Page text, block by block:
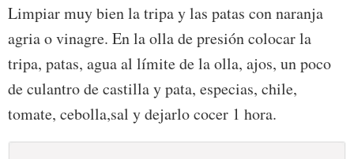
Limpiar muy bien la tripa y las patas con naranja
agria o vinagre. En la olla de presión colocar la
tripa, patas, agua al límite de la olla, ajos, un poco
de culantro de castilla y pata, especias, chile,
tomate, cebolla,sal y dejarlo cocer 1 hora.